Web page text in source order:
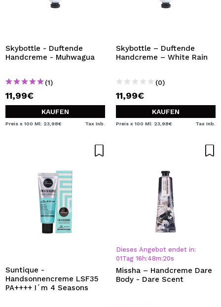
Skybottle - Duftende
Handcreme - Muhwagua
(1)
11,99€
KAUFEN
Preis x 100 Ml: 23,98€ Tax Inb.
Skybottle – Duftende
Handcreme – White Rain
(0)
11,99€
KAUFEN
Preis x 100 Ml: 23,98€ Tax Inb.
Suntique -
Handsonnencreme LSF35
PA++++ I´m 4 Seasons
Dieses Angebot endet in:
01Tag 16 h:48m:20s
Missha – Handcreme Dare
Body - Dare Scent